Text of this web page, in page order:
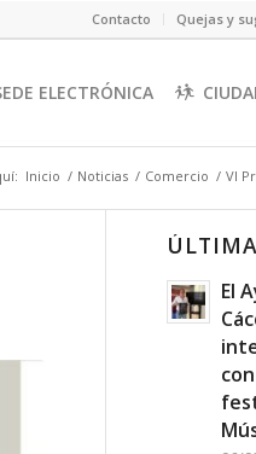
Contacto Quejas y
ELECTRÓNICA
Inicio / Noticias / Comercio / VI
El